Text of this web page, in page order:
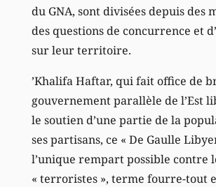
du GNA, sont divisées depuis des
des questions de concurrence et
sur leur territoire.
’Khalifa Haftar, qui fait office de
gouvernement parallèle de l’Est
le soutien d’une partie de la
ses partisans, ce « De Gaulle
l’unique rempart possible contre
« terroristes », terme fourre-tout